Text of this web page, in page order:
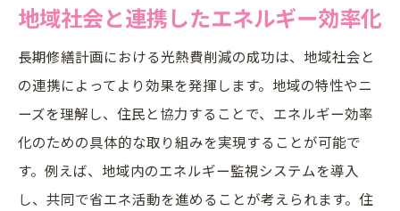
いの維持
環境に優しい修繕計画の先駆者たち
資源の有効活用と住まいの長寿命化
地域と共に築く持続可能な住空間
住まいの持続可能性を高めるための取り組
み
地域社会と連携したエネルギー効率化
長期修繕計画における光熱費削減の成功は、地域社会と
の連携によってより効果を発揮します。地域の特性やニ
ーズを理解し、住民と協力することで、エネルギー効率
化のための具体的な取り組みを実現することが可能で
す。例えば、地域内のエネルギー監視システムを導入
し、共同で省エネ活動を進めることが考えられます。住